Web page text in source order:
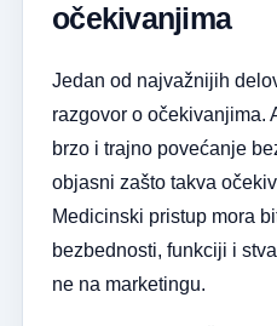
očekivanjima
Jedan od najvažnijih
razgovor o očekivanjima.
brzo i trajno povećanje
objasni zašto takva
Medicinski pristup mora
bezbednosti, funkciji i
ne na marketingu.